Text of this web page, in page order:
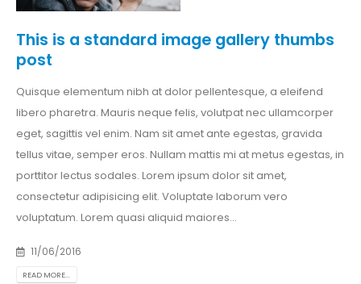
This is a standard image gallery thumbs
post
Quisque elementum nibh at dolor pellentesque, a eleifend
libero pharetra. Mauris neque felis, volutpat nec ullamcorper
eget, sagittis vel enim. Nam sit amet ante egestas, gravida
tellus vitae, semper eros. Nullam mattis mi at metus egestas, in
porttitor lectus sodales. Lorem ipsum dolor sit amet,
consectetur adipisicing elit. Voluptate laborum vero
voluptatum. Lorem quasi aliquid maiores...
11/06/2016
READ MORE...